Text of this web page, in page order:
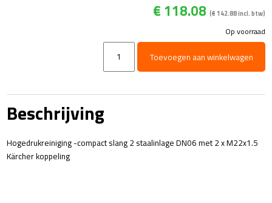
€ 118.08 (€ 142.88incl. btw)
Op voorraad
Slang
DN06
x
Karcher
Toevoegen aan winkelwagen
Beschrijving
Hogedrukreiniging -compact slang 2 staalinlage DN06 met 2 x M22x1.5
Kärcher koppeling